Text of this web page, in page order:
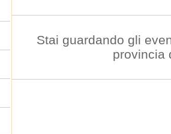
Stai guardando gli
provincia